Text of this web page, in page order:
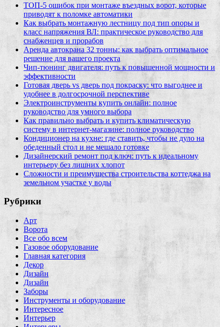
ТОП-5 ошибок при монтаже въездных ворот, которые
приводят к поломке автоматики
Как выбрать монтажную лестницу под тип опоры и
класс напряжения ВЛ: практическое руководство для
снабженцев и прорабов
Аренда автокрана 32 тонны: как выбрать оптимальное
решение для вашего проекта
Чип‑тюнинг двигателя: путь к повышенной мощности и
эффективности
Готовая дверь vs дверь под покраску: что выгоднее и
удобнее в долгосрочной перспективе
Электроинструменты купить онлайн: полное
руководство для умного выбора
Как правильно выбрать и купить климатическую
систему в интернет‑магазине: полное руководство
Кондиционер на кухне: где ставить, чтобы не дуло на
обеденный стол и не мешало готовке
Дизайнерский ремонт под ключ: путь к идеальному
интерьеру без лишних хлопот
Сложности и преимущества строительства коттеджа на
земельном участке у воды
Рубрики
Арт
Ворота
Все обо всем
Газовое оборудование
Главная категория
Декор
Дизайн
Дизайн
Заборы
Инструменты и оборудование
Интересное
Интерьер